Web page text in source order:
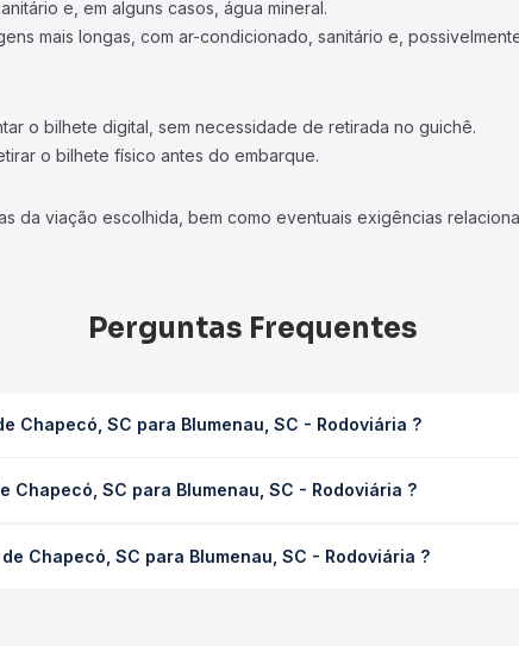
e, em alguns casos, água mineral.
mais longas, com ar-condicionado, sanitário e,
o bilhete digital, sem necessidade de retirada no guichê.
o bilhete físico antes do embarque.
da viação escolhida, bem como eventuais exigências
Perguntas Frequentes
Chapecó, SC para Blumenau, SC - Rodoviária ?
Na Quero Passagem você consulta os horários
Chapecó, SC para Blumenau, SC - Rodoviária ?
Passagem você compara os preços de todas as viações em
Chapecó, SC para Blumenau, SC - Rodoviária ?